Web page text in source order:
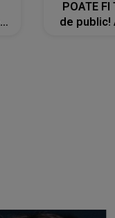
POATE FI
de public!